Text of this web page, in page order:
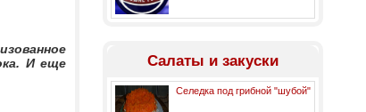
И еще
Салаты и закуски
Селедка под грибной "шубой"